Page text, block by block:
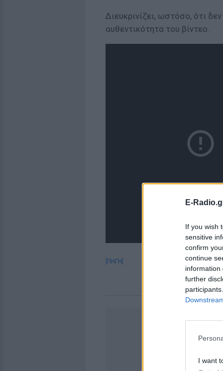
E-
If you wish
sensitive
confirm
continue
information
further
I want
Διευκρινίζει, ωστόσο, ότι
αυθεντικότητα του βίντεο.
[ΠΗΓΗ]